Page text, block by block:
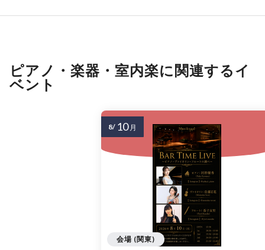
ピアノ・楽器・室内楽に関連するイ
ベント
会場 (関東)
8/ 10 月